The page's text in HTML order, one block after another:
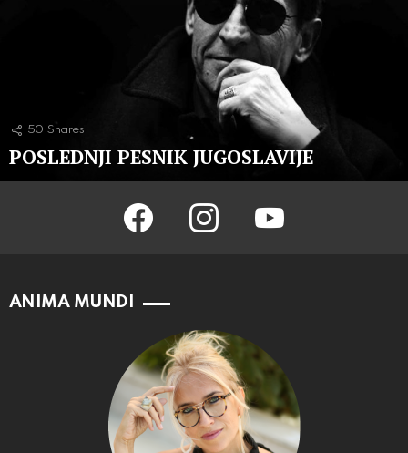
50 Shares
POSLEDNJI PESNIK JUGOSLAVIJE
facebook instagram youtube
ANIMA MUNDI